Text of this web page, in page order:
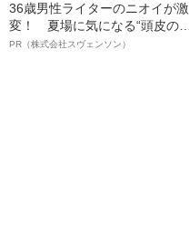
36歳男性ライターのニオイが激
変！ 夏場に気になる“頭皮のニ
オイ”や“ベタつき”を解消す
PR（株式会社スヴェンソン）